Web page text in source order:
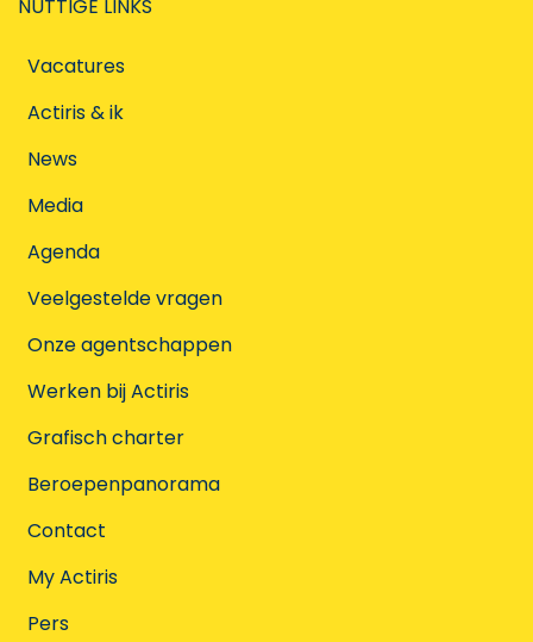
NUTTIGE LINKS
Vacatures
Actiris & ik
News
Media
Agenda
Veelgestelde vragen
Onze agentschappen
Werken bij Actiris
Grafisch charter
Beroepenpanorama
Contact
My Actiris
Pers